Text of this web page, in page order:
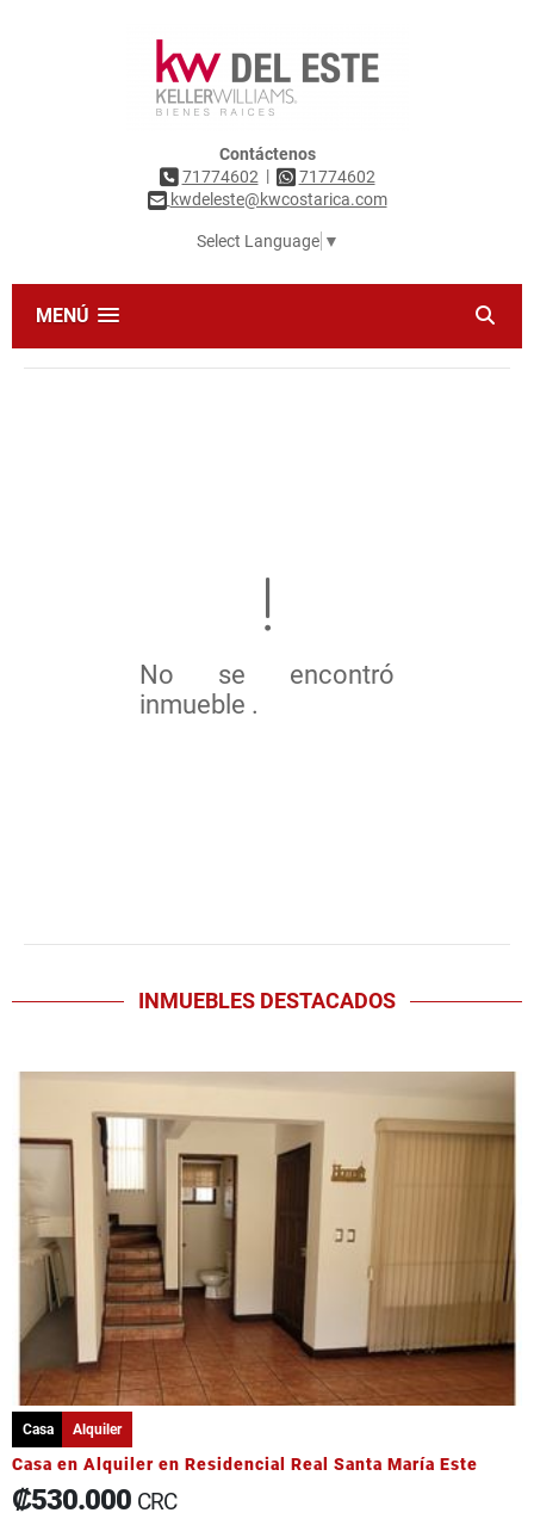
Contáctenos
71774602 |
71774602
kwdeleste@kwcostarica.com
Select Language ▼
MENÚ
No se encontró
inmueble .
INMUEBLES DESTACADOS
Casa Alquiler
Casa en Alquiler en Residencial Real Santa María Este
₡530.000 CRC